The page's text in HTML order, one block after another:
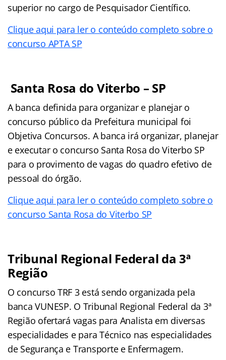
superior no cargo de Pesquisador Científico.
Clique aqui para ler o conteúdo completo sobre o
concurso APTA SP
Santa Rosa do Viterbo – SP
A banca definida para organizar e planejar o
concurso público da Prefeitura municipal foi
Objetiva Concursos. A banca irá organizar, planejar
e executar o concurso Santa Rosa do Viterbo SP
para o provimento de vagas do quadro efetivo de
pessoal do órgão.
Clique aqui para ler o conteúdo completo sobre o
concurso Santa Rosa do Viterbo SP
Tribunal Regional Federal da 3ª
Região
O concurso TRF 3 está sendo organizada pela
banca VUNESP. O Tribunal Regional Federal da 3ª
Região ofertará vagas para Analista em diversas
especialidades e para Técnico nas especialidades
de Segurança e Transporte e Enfermagem.